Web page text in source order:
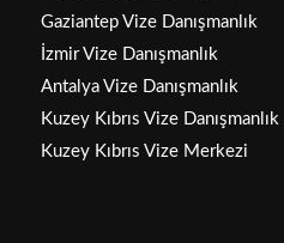
Gaziantep Vize Danışmanlık
İzmir Vize Danışmanlık
Antalya Vize Danışmanlık
Kuzey Kıbrıs Vize Danışmanlık
Kuzey Kıbrıs Vize Merkezi